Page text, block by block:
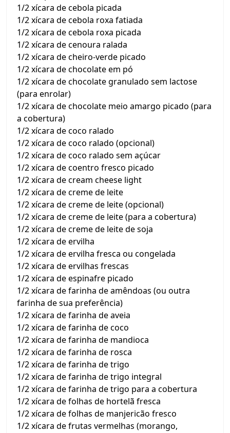
1/2 xícara de cebola picada
1/2 xícara de cebola roxa fatiada
1/2 xícara de cebola roxa picada
1/2 xícara de cenoura ralada
1/2 xícara de cheiro-verde picado
1/2 xícara de chocolate em pó
1/2 xícara de chocolate granulado sem lactose
(para enrolar)
1/2 xícara de chocolate meio amargo picado (para
a cobertura)
1/2 xícara de coco ralado
1/2 xícara de coco ralado (opcional)
1/2 xícara de coco ralado sem açúcar
1/2 xícara de coentro fresco picado
1/2 xícara de cream cheese light
1/2 xícara de creme de leite
1/2 xícara de creme de leite (opcional)
1/2 xícara de creme de leite (para a cobertura)
1/2 xícara de creme de leite de soja
1/2 xícara de ervilha
1/2 xícara de ervilha fresca ou congelada
1/2 xícara de ervilhas frescas
1/2 xícara de espinafre picado
1/2 xícara de farinha de amêndoas (ou outra
farinha de sua preferência)
1/2 xícara de farinha de aveia
1/2 xícara de farinha de coco
1/2 xícara de farinha de mandioca
1/2 xícara de farinha de rosca
1/2 xícara de farinha de trigo
1/2 xícara de farinha de trigo integral
1/2 xícara de farinha de trigo para a cobertura
1/2 xícara de folhas de hortelã fresca
1/2 xícara de folhas de manjericão fresco
1/2 xícara de frutas vermelhas (morango,